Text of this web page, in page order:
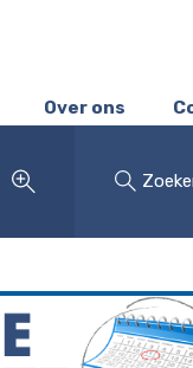
Over ons